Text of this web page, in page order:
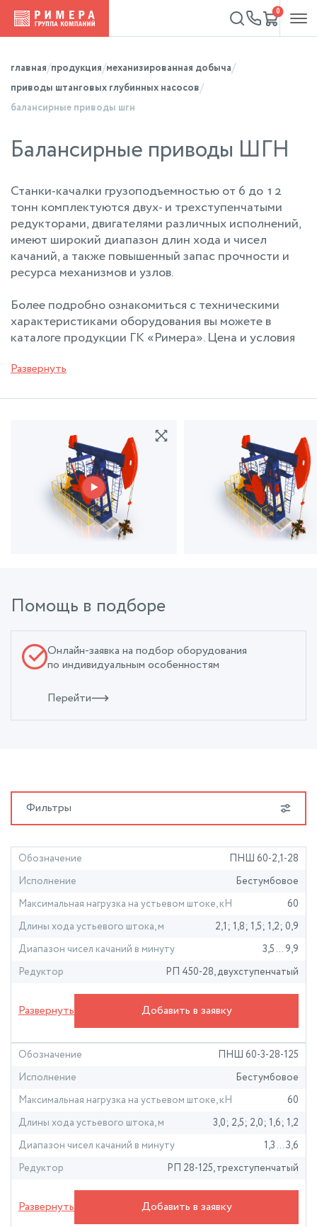
0
главная продукция механизированная добыча
приводы штанговых глубинных насосов
балансирные приводы шгн
Балансирные приводы ШГН
Станки-качалки грузоподъемностью от 6 до 12
тонн комплектуются двух- и трехступенчатыми
редукторами, двигателями различных исполнений,
имеют широкий диапазон длин хода и чисел
качаний, а также повышенный запас прочности и
ресурса механизмов и узлов.
Более подробно ознакомиться с техническими
характеристиками оборудования вы можете в
каталоге продукции ГК «Римера». Цена и условия
Вашему запросу.
Развернуть
Помощь в подборе
Онлайн-заявка на подбор оборудования
по индивидуальным особенностям
Перейти
Фильтры
Обозначение
ПНШ 60-2,1-28
Исполнение
Бестумбовое
Максимальная нагрузка на устьевом штоке, кН
60
Длины хода устьевого штока, м
2,1; 1,8; 1,5; 1,2; 0,9
Диапазон чисел качаний в минуту
3,5 ... 9,9
Редуктор
РП 450-28, двухступенчатый
Крутящий момент на ведомом валу редуктора, кН∙м
28
Диаметр шкива редуктора, мм
Диаметр шкивов двигателя, мм
200; 250; 280
Развернуть Добавить в заявку
Обозначение
ПНШ 60-3-28-125
Исполнение
Бестумбовое
Максимальная нагрузка на устьевом штоке, кН
60
Длины хода устьевого штока, м
3,0; 2,5; 2,0; 1,6; 1,2
Диапазон чисел качаний в минуту
1,3 … 3,6
Редуктор
РП 28-125, трехступенчатый
Крутящий момент на ведомом валу редуктора, кН∙м
28
Диаметр шкива редуктора, мм
Развернуть Добавить в заявку